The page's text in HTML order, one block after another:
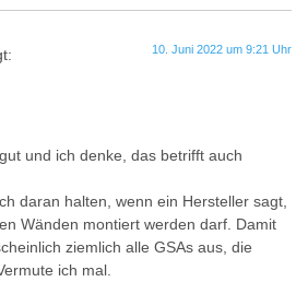
10. Juni 2022 um 9:21 Uhr
und ich denke, das betrifft auch
daran halten, wenn ein Hersteller sagt,
Wänden montiert werden darf. Damit
ziemlich alle GSAs aus, die
ich mal.